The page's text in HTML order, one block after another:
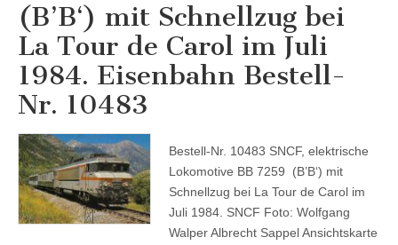
(B’B‘) mit Schnellzug bei
La Tour de Carol im Juli
1984. Eisenbahn Bestell-
Nr. 10483
Bestell-Nr. 10483 SNCF, elektrische
Lokomotive BB 7259 (B’B‘) mit
Schnellzug bei La Tour de Carol im
Juli 1984. SNCF Foto: Wolfgang
Walper Albrecht Sappel Ansichtskarte